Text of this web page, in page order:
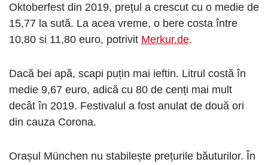
Oktoberfest din 2019, prețul a crescut cu o medie de
15,77 la sută. La acea vreme, o bere costa între
10,80 si 11,80 euro, potrivit Merkur.de.
Dacă bei apă, scapi puțin mai ieftin. Litrul costă în
medie 9,67 euro, adică cu 80 de cenți mai mult
decât în ​​2019. Festivalul a fost anulat de două ori
din cauza Corona.
Orașul München nu stabilește prețurile băuturilor. În